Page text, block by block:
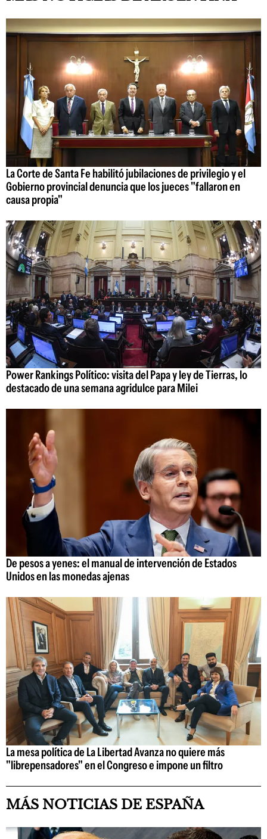
La Corte de Santa Fe habilitó jubilaciones de privilegio y el
Gobierno provincial denuncia que los jueces "fallaron en
causa propia"
Power Rankings Político: visita del Papa y ley de Tierras, lo
destacado de una semana agridulce para Milei
De pesos a yenes: el manual de intervención de Estados
Unidos en las monedas ajenas
La mesa política de La Libertad Avanza no quiere más
"librepensadores" en el Congreso e impone un filtro
MÁS NOTICIAS DE ESPAÑA